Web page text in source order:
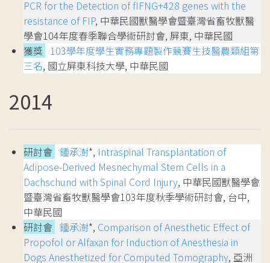
PCR for the Detection of fIFNG+428 genes with the
resistance of FIP, 中華民國獸醫學會暨臺灣省畜牧獸醫
學會104年度春季聯合學術研討會, 屏東, 中華民國
獲獎 103學年度學生實務專題製作競賽生技醫農類組第
三名, 國立屏東科技大學, 中華民國
2014
研討會 鍾承澍*, Intraspinal Transplantation of
Adipose-Derived Mesnechymal Stem Cells in a
Dachschund with Spinal Cord Injury, 中華民國獸醫學會
暨臺灣省畜牧獸醫學會103年度秋季學術研討會, 台中,
中華民國
研討會 鍾承澍*, Comparison of Anesthetic Effect of
Propofol or Alfaxan for Induction of Anesthesia in
Dogs Anesthetized for Computed Tomography, 亞洲